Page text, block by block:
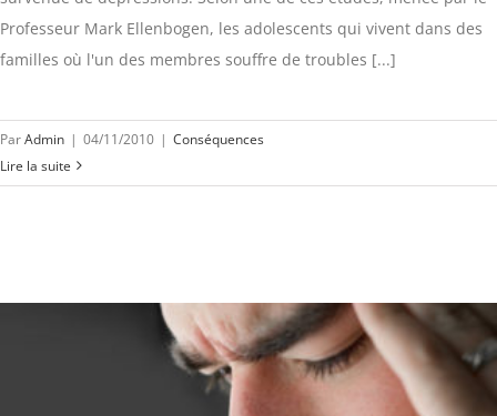
Professeur Mark Ellenbogen, les adolescents qui vivent dans des
familles où l'un des membres souffre de troubles [...]
ParAdmin | 04/11/2010 | Conséquences
Lire la suite